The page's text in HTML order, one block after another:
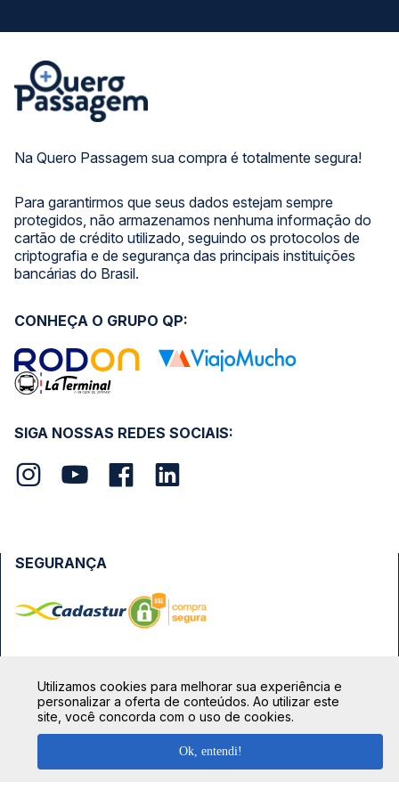
Na Quero Passagem sua compra é totalmente segura!
Para garantirmos que seus dados estejam sempre
protegidos, não armazenamos nenhuma informação do
cartão de crédito utilizado, seguindo os protocolos de
criptografia e de segurança das principais instituições
bancárias do Brasil.
SIGA NOSSAS REDES SOCIAIS:
CONHEÇA O GRUPO QP:
SEGURANÇA
Utilizamos cookies para melhorar sua experiência e
personalizar a oferta de conteúdos. Ao utilizar este
site, você concorda com o uso de cookies.
Ok, entendi!